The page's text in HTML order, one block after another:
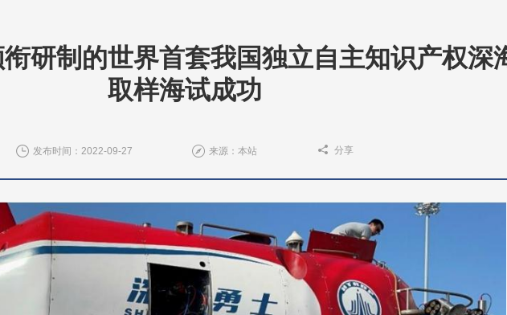
研制的世界首套我国独立自主知识产权深
取样海试成功
发布时间：2022-09-27 来源：本站 分享